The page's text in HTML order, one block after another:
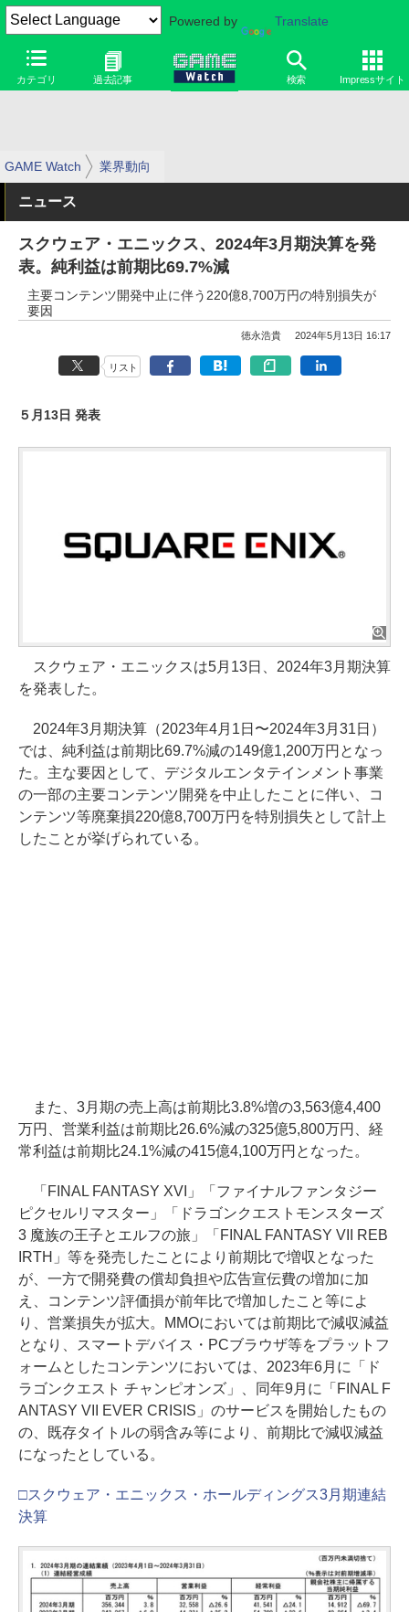
Powered by Translate
カテゴリ 過去記事 検索 Impressサイト
GAME Watch 業界動向
ニュース
スクウェア・エニックス、2024年3月期決算を発
表。純利益は前期比69.7%減
主要コンテンツ開発中止に伴う220億8,700万円の特別損失が
要因
徳永浩貴 2024年5月13日 16:17
リスト
５月13日 発表
スクウェア・エニックスは5月13日、2024年3月期決算
を発表した。
2024年3月期決算（2023年4月1日〜2024年3月31日）
では、純利益は前期比69.7%減の149億1,200万円となっ
た。主な要因として、デジタルエンタテインメント事業
の一部の主要コンテンツ開発を中止したことに伴い、コ
ンテンツ等廃棄損220億8,700万円を特別損失として計上
したことが挙げられている。
また、3月期の売上高は前期比3.8%増の3,563億4,400
万円、営業利益は前期比26.6%減の325億5,800万円、経
常利益は前期比24.1%減の415億4,100万円となった。
「FINAL FANTASY XVI」「ファイナルファンタジー
ピクセルリマスター」「ドラゴンクエストモンスターズ
3 魔族の王子とエルフの旅」「FINAL FANTASY VII REB
IRTH」等を発売したことにより前期比で増収となった
が、一方で開発費の償却負担や広告宣伝費の増加に加
え、コンテンツ評価損が前年比で増加したこと等によ
り、営業損失が拡大。MMOにおいては前期比で減収減益
となり、スマートデバイス・PCブラウザ等をプラットフ
ォームとしたコンテンツにおいては、2023年6月に「ド
ラゴンクエスト チャンピオンズ」、同年9月に「FINAL F
ANTASY VII EVER CRISIS」のサービスを開始したもの
の、既存タイトルの弱含み等により、前期比で減収減益
になったとしている。
□スクウェア・エニックス・ホールディングス3月期連結
決算